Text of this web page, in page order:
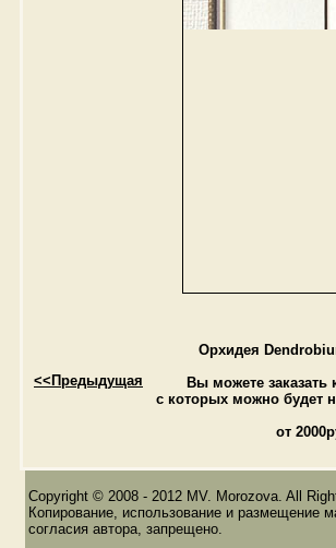
<<Предыдущая
Орхидея
Вы можете
c которых можно будет
от
Copyright © 2008 - 2012 MV. Morozova. All
Копирование, использование и размещение
согласия автора, запрещено.